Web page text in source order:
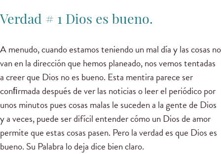
Verdad # 1 Dios es bueno.
A menudo, cuando estamos teniendo un mal día y las cosas no
van en la dirección que hemos planeado, nos vemos tentadas
a creer que Dios no es bueno. Esta mentira parece ser
conﬁrmada después de ver las noticias o leer el periódico por
unos minutos pues cosas malas le suceden a la gente de Dios
y a veces, puede ser difícil entender cómo un Dios de amor
permite que estas cosas pasen. Pero la verdad es que Dios es
bueno. Su Palabra lo deja dice bien claro.